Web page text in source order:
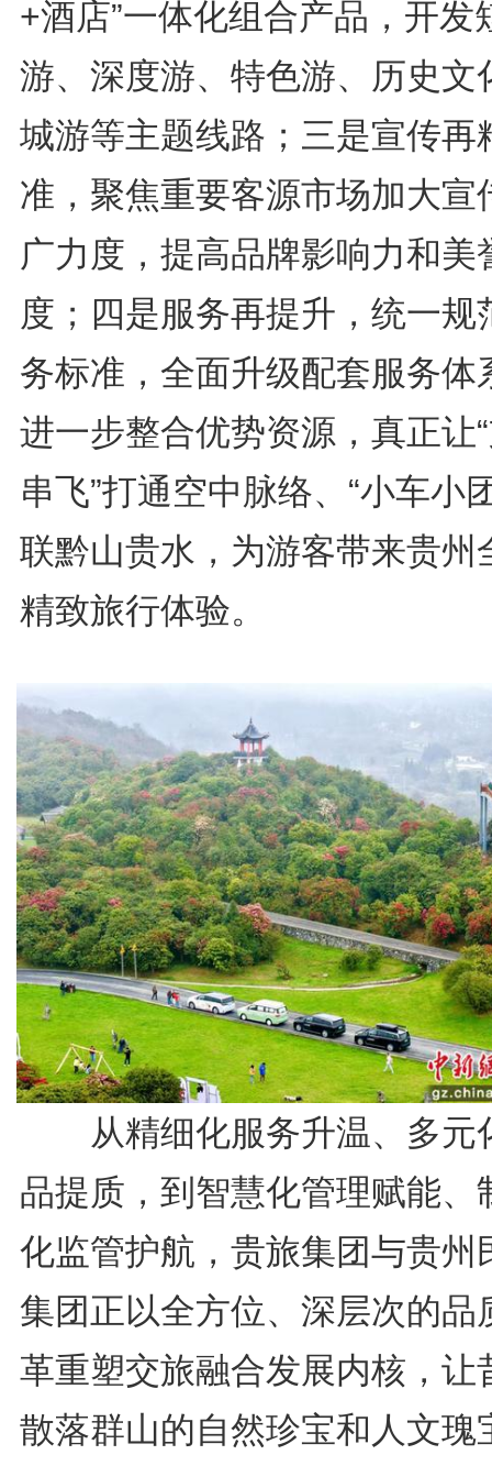
+酒店”一体化组合产品，开发
游、深度游、特色游、历史文
城游等主题线路；三是宣传再
准，聚焦重要客源市场加大宣
广力度，提高品牌影响力和美
度；四是服务再提升，统一规
务标准，全面升级配套服务体
进一步整合优势资源，真正让
串飞”打通空中脉络、“小车小
联黔山贵水，为游客带来贵州
精致旅行体验。
从精细化服务升温、多元
品提质，到智慧化管理赋能、
化监管护航，贵旅集团与贵州
集团正以全方位、深层次的品
革重塑交旅融合发展内核，让
散落群山的自然珍宝和人文瑰